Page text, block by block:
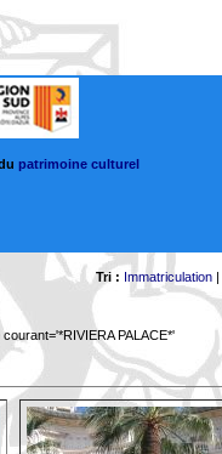
patrimoine culturel
Tri : Immatriculation|
PALACE*'